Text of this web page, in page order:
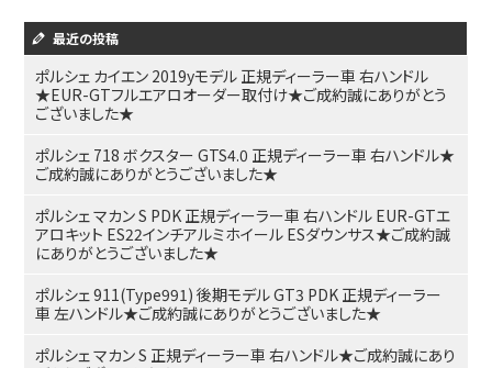
最近の投稿
ポルシェ カイエン 2019yモデル 正規ディーラー車 右ハンドル
★EUR-GTフルエアロオーダー取付け★ご成約誠にありがとう
ございました★
ポルシェ 718 ボクスター GTS4.0 正規ディーラー車 右ハンドル★
ご成約誠にありがとうございました★
ポルシェ マカン S PDK 正規ディーラー車 右ハンドル EUR-GTエ
アロキット ES22インチアルミホイール ESダウンサス★ご成約誠
にありがとうございました★
ポルシェ 911(Type991) 後期モデル GT3 PDK 正規ディーラー
車 左ハンドル★ご成約誠にありがとうございました★
ポルシェ マカン S 正規ディーラー車 右ハンドル★ご成約誠にあり